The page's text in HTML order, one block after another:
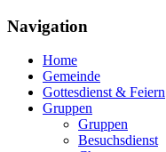
Navigation
Home
Gemeinde
Gottesdienst & Feiern
Gruppen
Gruppen
Besuchsdienst